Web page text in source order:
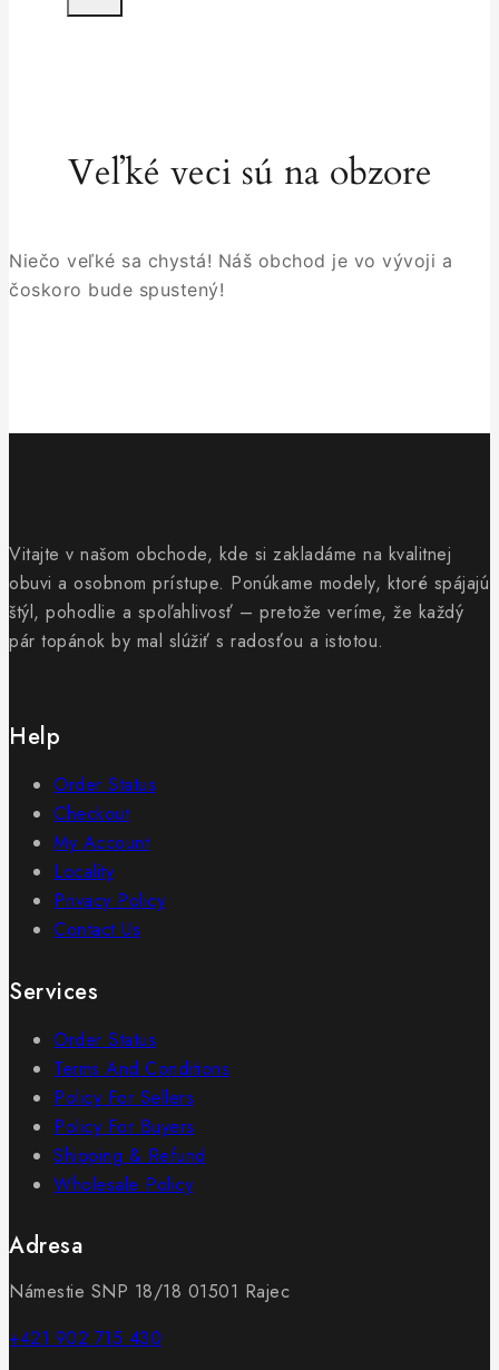
Veľké veci sú na obzore
Niečo veľké sa chystá! Náš obchod je vo vývoji a
čoskoro bude spustený!
Vitajte v našom obchode, kde si zakladáme na kvalitnej
obuvi a osobnom prístupe. Ponúkame modely, ktoré spájajú
štýl, pohodlie a spoľahlivosť – pretože veríme, že každý
pár topánok by mal slúžiť s radosťou a istotou.
Help
Order Status
Checkout
My Account
Locality
Privacy Policy
Contact Us
Services
Order Status
Terms And Conditions
Policy For Sellers
Policy For Buyers
Shipping & Refund
Wholesale Policy
Adresa
Námestie SNP 18/18 01501 Rajec
+421 902 715 430